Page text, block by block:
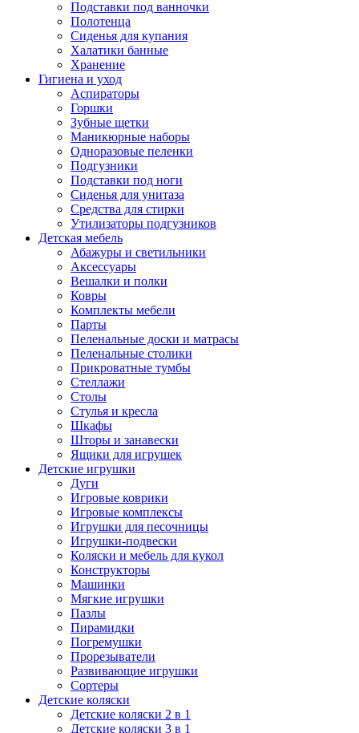
Подставки под ванночки
Полотенца
Сиденья для купания
Халатики банные
Хранение
Гигиена и уход
Аспираторы
Горшки
Зубные щетки
Маникюрные наборы
Одноразовые пеленки
Подгузники
Подставки под ноги
Сиденья для унитаза
Средства для стирки
Утилизаторы подгузников
Детская мебель
Абажуры и светильники
Аксессуары
Вешалки и полки
Ковры
Комплекты мебели
Парты
Пеленальные доски и матрасы
Пеленальные столики
Прикроватные тумбы
Стеллажи
Столы
Стулья и кресла
Шкафы
Шторы и занавески
Ящики для игрушек
Детские игрушки
Дуги
Игровые коврики
Игровые комплексы
Игрушки для песочницы
Игрушки-подвески
Коляски и мебель для кукол
Конструкторы
Машинки
Мягкие игрушки
Пазлы
Пирамидки
Погремушки
Прорезыватели
Развивающие игрушки
Сортеры
Детские коляски
Детские коляски 2 в 1
Детские коляски 3 в 1